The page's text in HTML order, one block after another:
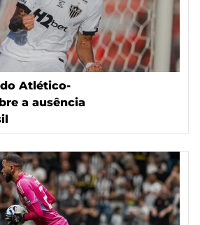
Atlético-
a ausência